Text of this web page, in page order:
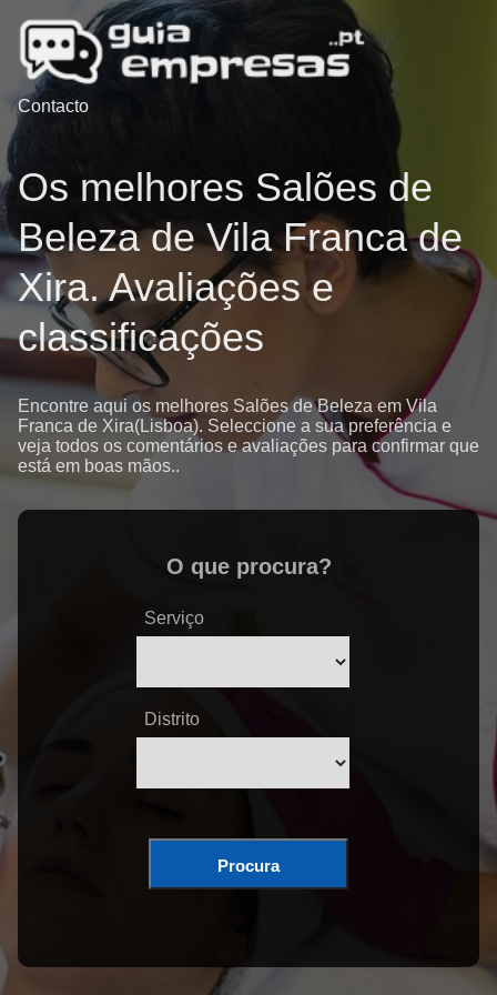
Contacto
Os melhores Salões de
Beleza de Vila Franca de
Xira. Avaliações e
classificações
Encontre aqui os melhores Salões de Beleza em Vila
Franca de Xira(Lisboa). Seleccione a sua preferência e
veja todos os comentários e avaliações para confirmar que
está em boas mãos..
O que procura?
Serviço
Distrito
Procura